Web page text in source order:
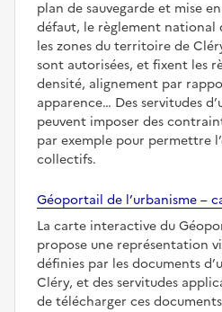
plan de sauvegarde et mise
défaut, le règlement national
les zones du territoire de
sont autorisées, et fixent les
densité, alignement par
apparence… Des servitudes
peuvent imposer des
par exemple pour permettre
collectifs.
Géoportail de l’urbanisme –
La carte interactive du
propose une représentation
définies par les documents
Cléry, et des servitudes
de télécharger ces